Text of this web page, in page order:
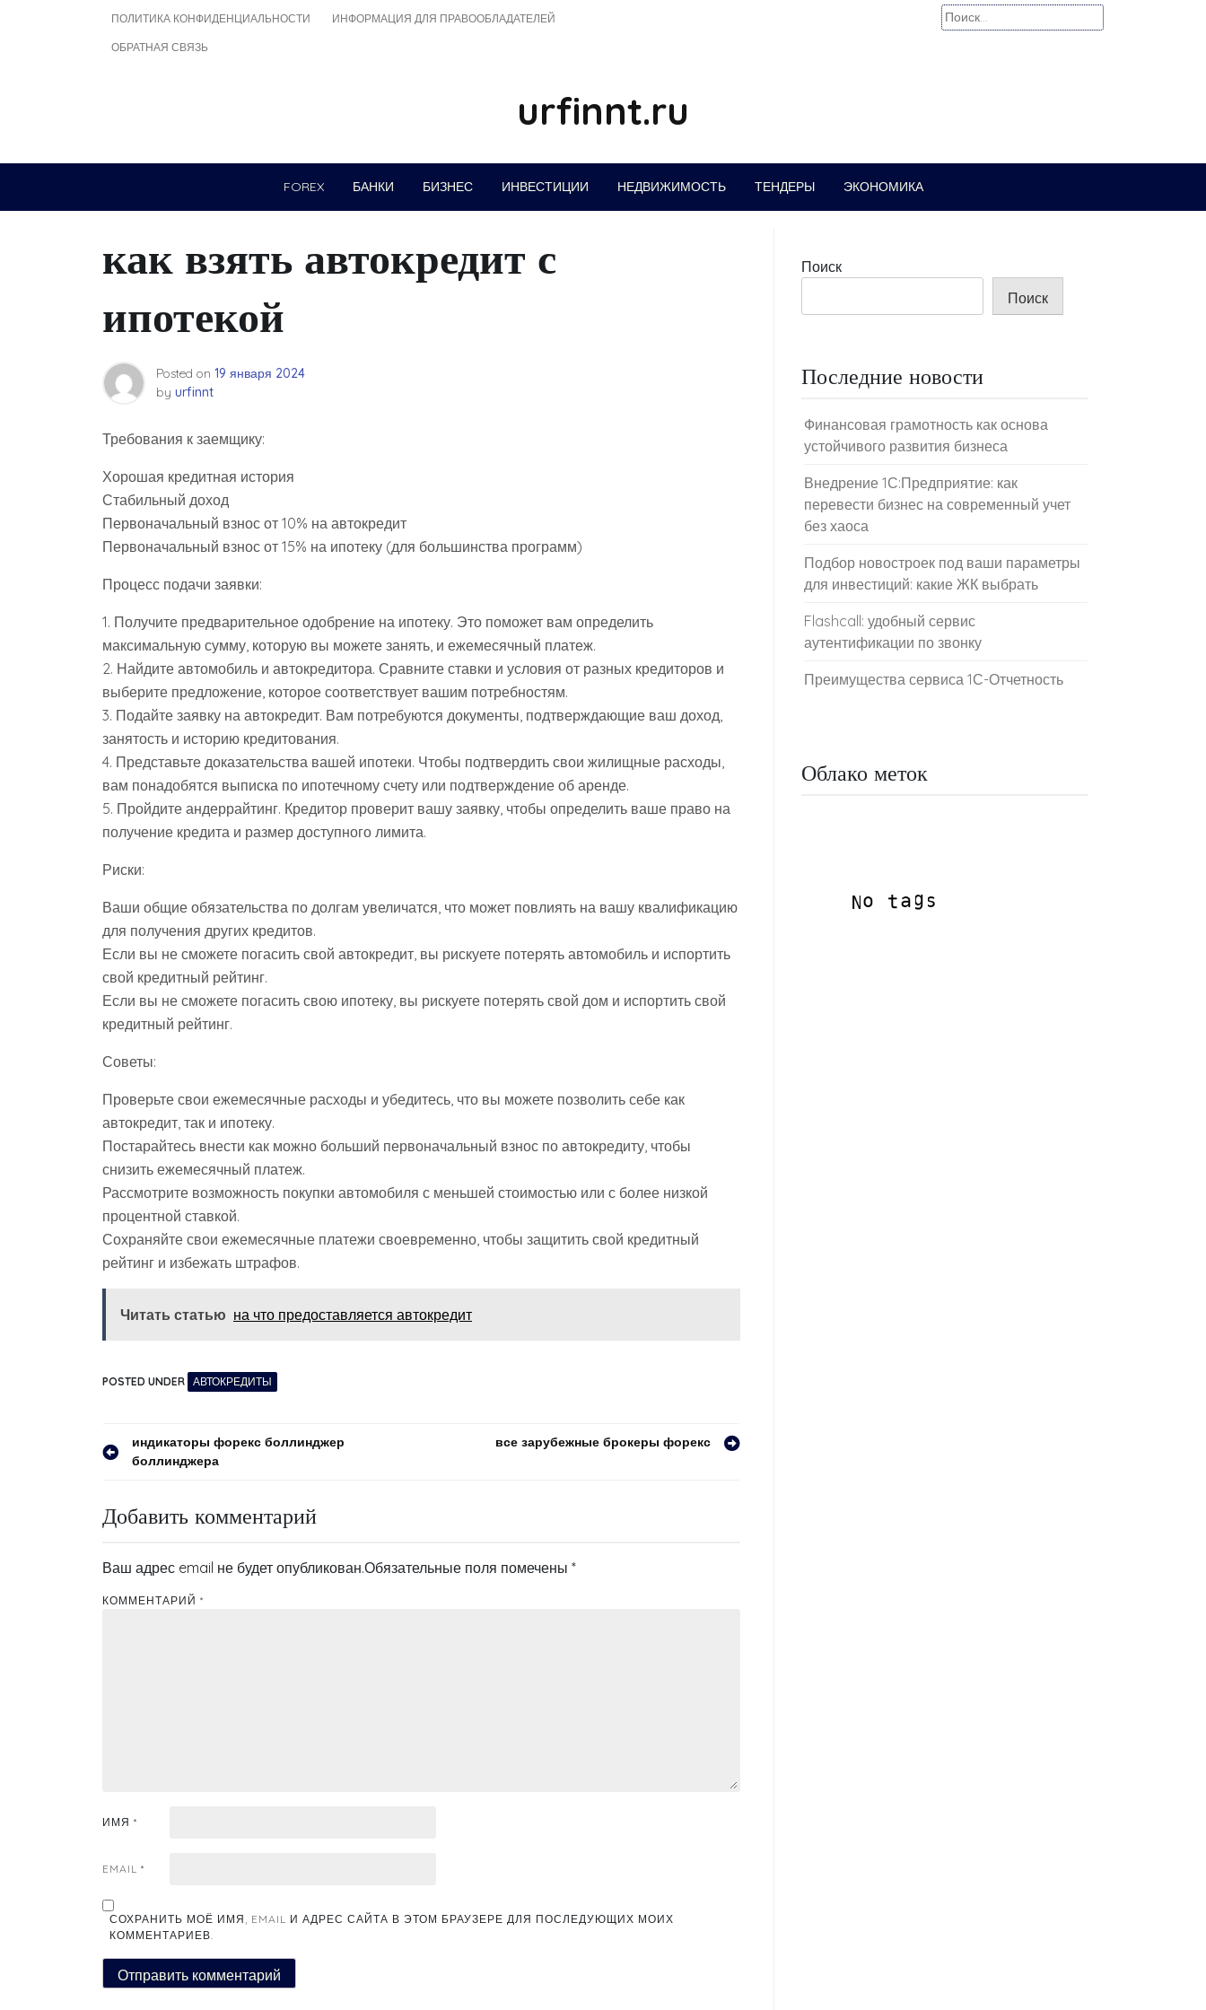
ПОЛИТИКА КОНФИДЕНЦИАЛЬНОСТИ ИНФОРМАЦИЯ ДЛЯ ПРАВООБЛАДАТЕЛЕЙ
ОБРАТНАЯ СВЯЗЬ
Найти:
urfinnt.ru
FOREX БАНКИ БИЗНЕС ИНВЕСТИЦИИ НЕДВИЖИМОСТЬ ТЕНДЕРЫ ЭКОНОМИКА
как взять автокредит с
ипотекой
Posted on 19 января 2024
by urfinnt
Требования к заемщику:
Хорошая кредитная история
Стабильный доход
Первоначальный взнос от 10% на автокредит
Первоначальный взнос от 15% на ипотеку (для большинства программ)
Процесс подачи заявки:
1. Получите предварительное одобрение на ипотеку. Это поможет вам определить
максимальную сумму, которую вы можете занять, и ежемесячный платеж.
2. Найдите автомобиль и автокредитора. Сравните ставки и условия от разных кредиторов и
выберите предложение, которое соответствует вашим потребностям.
3. Подайте заявку на автокредит. Вам потребуются документы, подтверждающие ваш доход,
занятость и историю кредитования.
4. Представьте доказательства вашей ипотеки. Чтобы подтвердить свои жилищные расходы,
вам понадобятся выписка по ипотечному счету или подтверждение об аренде.
5. Пройдите андеррайтинг. Кредитор проверит вашу заявку, чтобы определить ваше право на
получение кредита и размер доступного лимита.
Риски:
Ваши общие обязательства по долгам увеличатся, что может повлиять на вашу квалификацию
для получения других кредитов.
Если вы не сможете погасить свой автокредит, вы рискуете потерять автомобиль и испортить
свой кредитный рейтинг.
Если вы не сможете погасить свою ипотеку, вы рискуете потерять свой дом и испортить свой
кредитный рейтинг.
Советы:
Проверьте свои ежемесячные расходы и убедитесь, что вы можете позволить себе как
автокредит, так и ипотеку.
Постарайтесь внести как можно больший первоначальный взнос по автокредиту, чтобы
снизить ежемесячный платеж.
Рассмотрите возможность покупки автомобиля с меньшей стоимостью или с более низкой
процентной ставкой.
Сохраняйте свои ежемесячные платежи своевременно, чтобы защитить свой кредитный
рейтинг и избежать штрафов.
Читать статью на что предоставляется автокредит
POSTED UNDER АВТОКРЕДИТЫ
Навигация
записям
индикаторы форекс боллинджер
боллинджера
все зарубежные брокеры форекс
Добавить комментарий
Ваш адрес email не будет опубликован.Обязательные поля помечены *
КОММЕНТАРИЙ *
ИМЯ *
EMAIL *
СОХРАНИТЬ МОЁ ИМЯ, EMAIL И АДРЕС САЙТА В ЭТОМ БРАУЗЕРЕ ДЛЯ ПОСЛЕДУЮЩИХ МОИХ
КОММЕНТАРИЕВ.
Поиск
Поиск
Последние новости
Финансовая грамотность как основа
устойчивого развития бизнеса
Внедрение 1С:Предприятие: как
перевести бизнес на современный учет
без хаоса
Подбор новостроек под ваши параметры
для инвестиций: какие ЖК выбрать
Flashcall: удобный сервис
аутентификации по звонку
Преимущества сервиса 1С-Отчетность
Облако меток